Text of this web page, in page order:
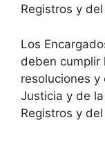
Registros y
Los
deben cumplir
resoluciones
Justicia y de
Registros y